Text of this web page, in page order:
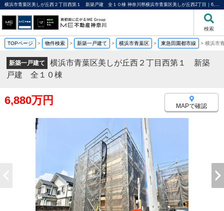
横浜市青葉区美しが丘西２丁目西第１ 新築戸建 全１０棟 神奈川県横浜市青葉区美しが丘西2丁目｜6,880万円の新築一戸建て｜分譲住宅や新築物件｜ME不動産神奈川
検索
TOPページ > 物件検索 > 新築一戸建て > 横浜市青葉区 > 東急田園都市線 > 横浜市
新築一戸建て
横浜市青葉区美しが丘西２丁目西第１ 新築
戸建 全１０棟
6,880万円 MAPで確認